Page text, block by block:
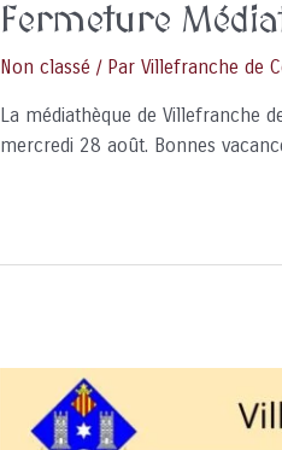
Fermeture
Non classé / Par Villefranche de
La médiathèque de Villefranche
mercredi 28 août. Bonnes